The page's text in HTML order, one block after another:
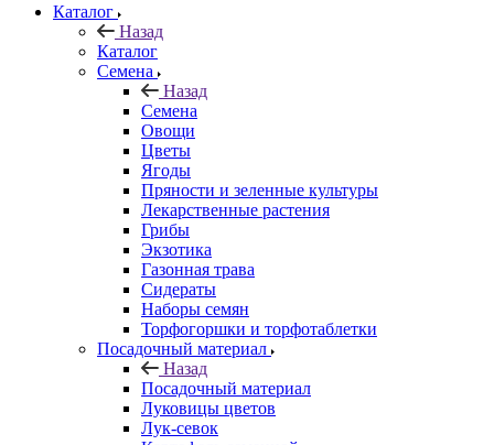
Каталог
Назад
Каталог
Семена
Назад
Семена
Овощи
Цветы
Ягоды
Пряности и зеленные культуры
Лекарственные растения
Грибы
Экзотика
Газонная трава
Сидераты
Наборы семян
Торфогоршки и торфотаблетки
Посадочный материал
Назад
Посадочный материал
Луковицы цветов
Лук-севок